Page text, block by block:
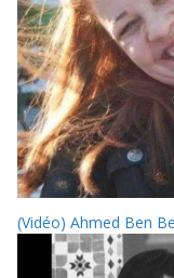
(Vidéo) Ahmed Ben